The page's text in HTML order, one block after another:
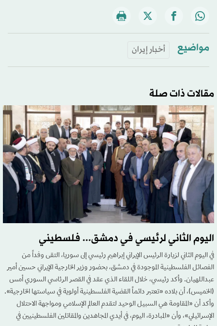
مواضيع أخبار إيران
مقالات ذات صلة
اليوم الثاني لرئيسي في دمشق... فلسطيني
في اليوم الثاني لزيارة الرئيس الإيراني إبراهيم رئيسي إلى سوريا، التقى وفداً من
الفصائل الفلسطينية الموجودة في دمشق، بحضور وزير الخارجية الإيراني حسين أمير
عبداللهيان. وأكد رئيسي، خلال اللقاء الذي عقد في القصر الرئاسي السوري أمس
(الخميس)، أن بلاده «تعتبر دائماً القضية الفلسطينية أولوية في سياستها الخارجية».
وأكد أن «المقاومة هي السبيل الوحيد لتقدم العالم الإسلامي ومواجهة الاحتلال
الإسرائيلي»، وأن «المبادرة، اليوم، في أيدي المجاهدين والمقاتلين الفلسطينيين في